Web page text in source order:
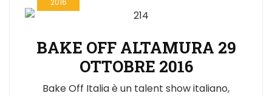
2016
BAKE OFF ALTAMURA 29
OTTOBRE 2016
Bake Off Italia è un talent show italiano,